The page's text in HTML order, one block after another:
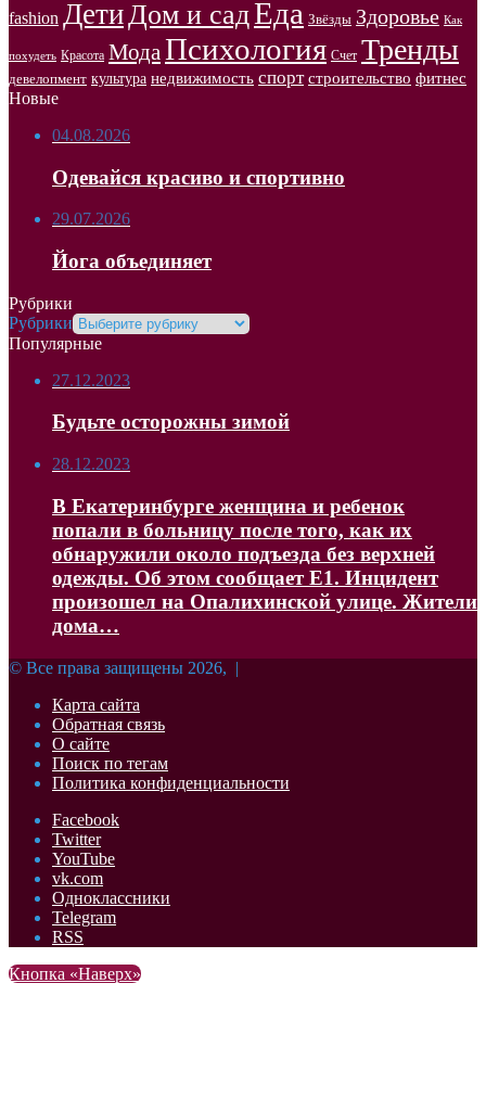
fashion ДетиДом и садЕда Звёзды Здоровье Как
похудеть Красота Мода Психология Счет Тренды
девелопмент культура недвижимость спорт строительство фитнес
Новые
04.08.2026
Одевайся красиво и спортивно
29.07.2026
Йога объединяет
Рубрики
Рубрики
Популярные
27.12.2023
Будьте осторожны зимой
28.12.2023
В Екатеринбурге женщина и ребенок
попали в больницу после того, как их
обнаружили около подъезда без верхней
одежды. Об этом сообщает Е1. Инцидент
произошел на Опалихинской улице. Жители
дома…
© Все права защищены 2026, |
Карта сайта
Обратная связь
О сайте
Поиск по тегам
Политика конфиденциальности
Facebook
Twitter
YouTube
vk.com
Одноклассники
Telegram
RSS
Кнопка «Наверх»